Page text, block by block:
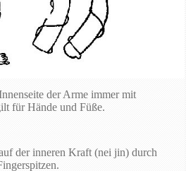
der Arme immer mit
für Hände und Füße.
der inneren Kraft (nei jin) durch